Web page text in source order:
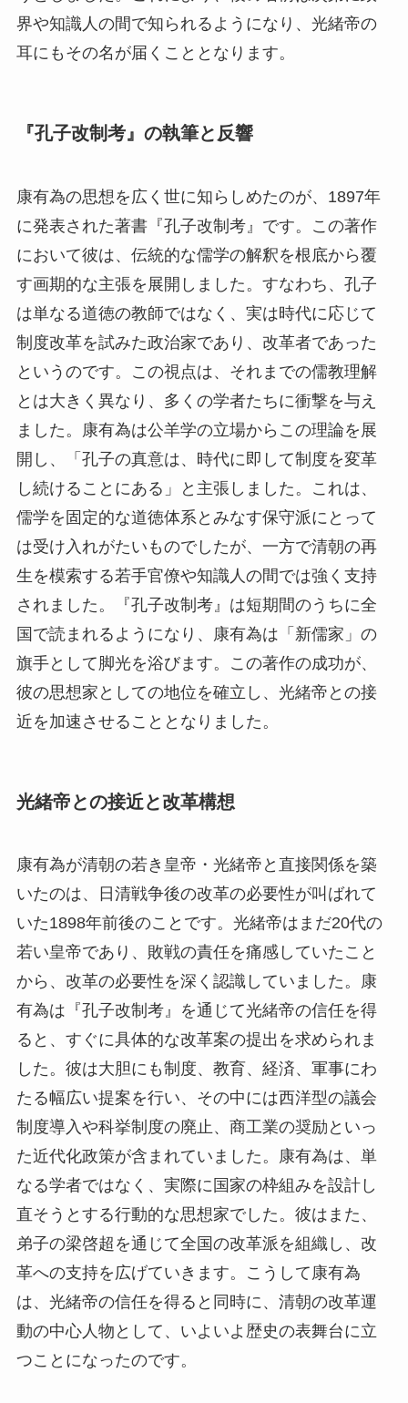
界や知識人の間で知られるようになり、光緒帝の
耳にもその名が届くこととなります。
『孔子改制考』の執筆と反響
康有為の思想を広く世に知らしめたのが、1897年
に発表された著書『孔子改制考』です。この著作
において彼は、伝統的な儒学の解釈を根底から覆
す画期的な主張を展開しました。すなわち、孔子
は単なる道徳の教師ではなく、実は時代に応じて
制度改革を試みた政治家であり、改革者であった
というのです。この視点は、それまでの儒教理解
とは大きく異なり、多くの学者たちに衝撃を与え
ました。康有為は公羊学の立場からこの理論を展
開し、「孔子の真意は、時代に即して制度を変革
し続けることにある」と主張しました。これは、
儒学を固定的な道徳体系とみなす保守派にとって
は受け入れがたいものでしたが、一方で清朝の再
生を模索する若手官僚や知識人の間では強く支持
されました。『孔子改制考』は短期間のうちに全
国で読まれるようになり、康有為は「新儒家」の
旗手として脚光を浴びます。この著作の成功が、
彼の思想家としての地位を確立し、光緒帝との接
近を加速させることとなりました。
光緒帝との接近と改革構想
康有為が清朝の若き皇帝・光緒帝と直接関係を築
いたのは、日清戦争後の改革の必要性が叫ばれて
いた1898年前後のことです。光緒帝はまだ20代の
若い皇帝であり、敗戦の責任を痛感していたこと
から、改革の必要性を深く認識していました。康
有為は『孔子改制考』を通じて光緒帝の信任を得
ると、すぐに具体的な改革案の提出を求められま
した。彼は大胆にも制度、教育、経済、軍事にわ
たる幅広い提案を行い、その中には西洋型の議会
制度導入や科挙制度の廃止、商工業の奨励といっ
た近代化政策が含まれていました。康有為は、単
なる学者ではなく、実際に国家の枠組みを設計し
直そうとする行動的な思想家でした。彼はまた、
弟子の梁啓超を通じて全国の改革派を組織し、改
革への支持を広げていきます。こうして康有為
は、光緒帝の信任を得ると同時に、清朝の改革運
動の中心人物として、いよいよ歴史の表舞台に立
つことになったのです。